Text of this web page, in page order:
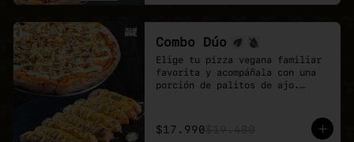
vegana.
Combo Dúo
Elige tu pizza vegana familiar
favorita y acompáñala con una
porción de palitos de ajo.
disfrutar todo el sabor de
Veganmobile.
$17.990